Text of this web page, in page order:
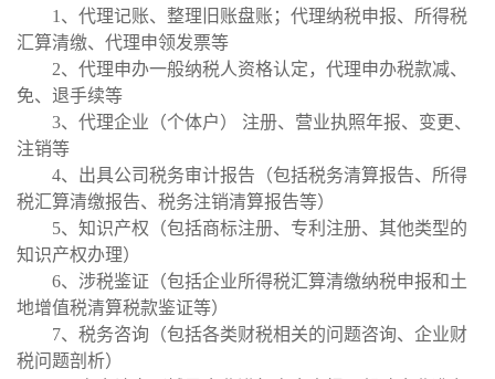
1、代理记账、整理旧账盘账；代理纳税申报、所得税
汇算清缴、代理申领发票等
2、代理申办一般纳税人资格认定，代理申办税款减、
免、退手续等
3、代理企业（个体户） 注册、营业执照年报、变更、
注销等
4、出具公司税务审计报告（包括税务清算报告、所得
税汇算清缴报告、税务注销清算报告等）
5、知识产权（包括商标注册、专利注册、其他类型的
知识产权办理）
6、涉税鉴证（包括企业所得税汇算清缴纳税申报和土
地增值税清算税款鉴证等）
7、税务咨询（包括各类财税相关的问题咨询、企业财
税问题剖析）